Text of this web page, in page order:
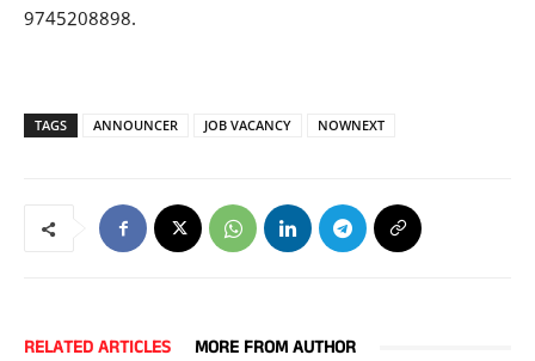
9745208898.
TAGS ANNOUNCER JOB VACANCY NOWNEXT
RELATED ARTICLES MORE FROM AUTHOR